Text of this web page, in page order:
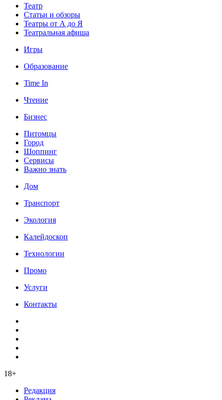
Театр
Статьи и обзоры
Театры от А до Я
Театральная афиша
Игры
Образование
Time In
Чтение
Бизнес
Питомцы
Город
Шоппинг
Сервисы
Важно знать
Дом
Транспорт
Экология
Калейдоскоп
Технологии
Промо
Услуги
Контакты
18+
Редакция